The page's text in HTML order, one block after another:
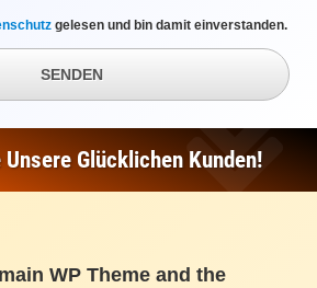
gelesen und bin damit einverstanden.
SENDEN
Glücklichen Kunden!
WP Theme and the